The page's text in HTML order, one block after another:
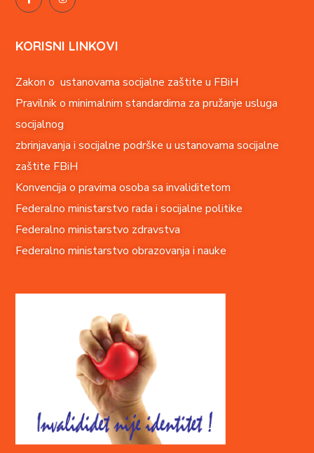
KORISNI LINKOVI
Zakon o ustanovama socijalne zaštite u FBiH
Pravilnik o minimalnim standardima za pružanje usluga
socijalnog
zbrinjavanja i socijalne podrške u ustanovama socijalne
zaštite FBiH
Konvencija o pravima osoba sa invaliditetom
Federalno ministarstvo rada i socijalne politike
Federalno ministarstvo zdravstva
Federalno ministarstvo obrazovanja i nauke